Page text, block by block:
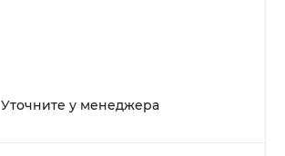
Уточните у менеджера